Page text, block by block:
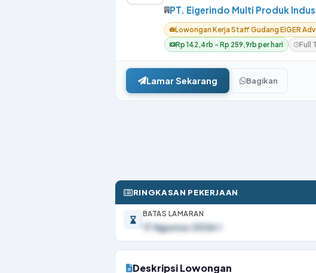
PT. Eigerindo Multi Produk
Lowongan Kerja Staff Gudang EIGER
Rp 142,4rb – Rp 259,9rb per hari
Full
Lamar Sekarang Bagikan
RINGKASAN PEKERJAAN
BATAS LAMARAN
17 Agustus 2026
Deskripsi Lowongan